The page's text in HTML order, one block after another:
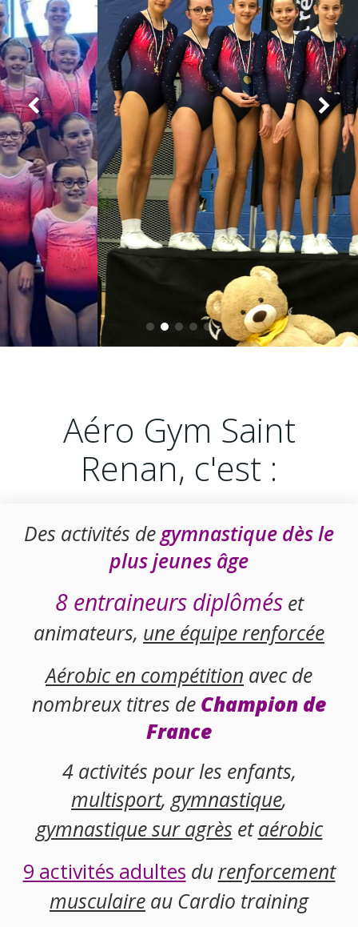
Aéro Gym Saint
Renan, c'est :
Des activités degymnastique dès le
plus jeunes âge
8 entraineurs diplôméset
animateurs, une équipe renforcée
Aérobic en compétition avec de
nombreux titres de Champion de
France
4 activités pour les enfants,
multisport, gymnastique,
gymnastique sur agrès etaérobic
9 activités adultes durenforcement
musculaire au Cardio training